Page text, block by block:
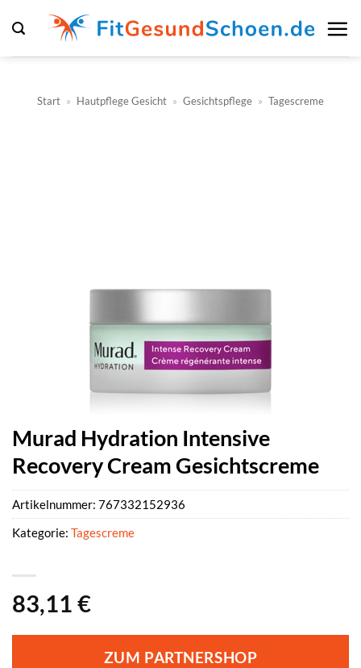
Inhalt
springen
Start » Hautpflege Gesicht » Gesichtspflege » Tagescreme
Murad Hydration Intensive
Recovery Cream Gesichtscreme
83,11 €
ZUM PARTNERSHOP
Artikelnummer: 767332152936
Kategorie: Tagescreme